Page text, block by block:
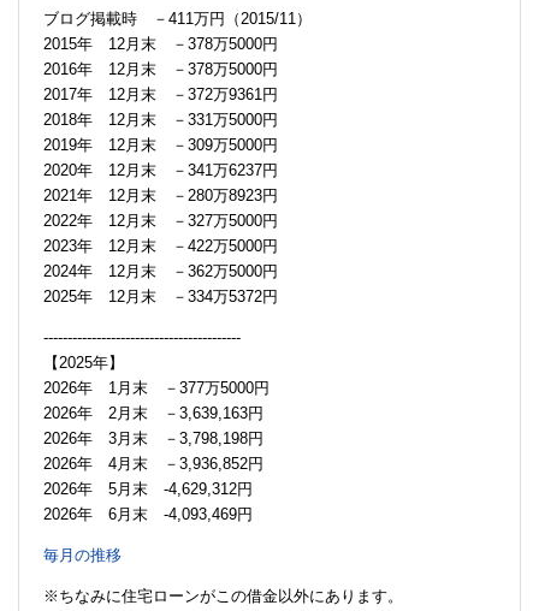
ブログ掲載時 －411万円（2015/11）
2015年 12月末 －378万5000円
2016年 12月末 －378万5000円
2017年 12月末 －372万9361円
2018年 12月末 －331万5000円
2019年 12月末 －309万5000円
2020年 12月末 －341万6237円
2021年 12月末 －280万8923円
2022年 12月末 －327万5000円
2023年 12月末 －422万5000円
2024年 12月末 －362万5000円
2025年 12月末 －334万5372円
-----------------------------------------
【2025年】
2026年 1月末 －377万5000円
2026年 2月末 －3,639,163円
2026年 3月末 －3,798,198円
2026年 4月末 －3,936,852円
2026年 5月末 -4,629,312円
2026年 6月末 -4,093,469円
毎月の推移
※ちなみに住宅ローンがこの借金以外にあります。